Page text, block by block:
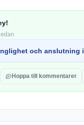
och anslutning
Hoppa till kommentarer